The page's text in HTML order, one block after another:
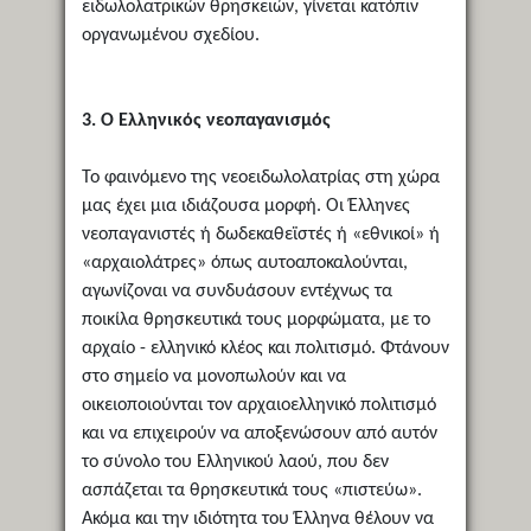
ειδωλολατρικών θρησκειών, γίνεται κατόπιν
οργανωμένου σχεδίου.
3. Ο Ελληνικός νεοπαγανισμός
Το φαινόμενο της νεοειδωλολατρίας στη χώρα
μας έχει μια ιδιάζουσα μορφή. Οι Έλληνες
νεοπαγανιστές ή δωδεκαθεϊστές ή «εθνικοί» ή
«αρχαιολάτρες» όπως αυτοαποκαλούνται,
αγωνίζοναι να συνδυάσουν εντέχνως τα
ποικίλα θρησκευτικά τους μορφώματα, με το
αρχαίο - ελληνικό κλέος και πολιτισμό. Φτάνουν
στο σημείο να μονοπωλούν και να
οικειοποιούνται τον αρχαιοελληνικό πολιτισμό
και να επιχειρούν να αποξενώσουν από αυτόν
το σύνολο του Ελληνικού λαού, που δεν
ασπάζεται τα θρησκευτικά τους «πιστεύω».
Ακόμα και την ιδιότητα του Έλληνα θέλουν να